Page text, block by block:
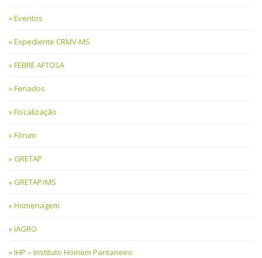
Eventos
Expediente CRMV-MS
FEBRE AFTOSA
Feriados
Fiscalização
Fórum
GRETAP
GRETAP/MS
Homenagem
IAGRO
IHP – Instituto Homem Pantaneiro